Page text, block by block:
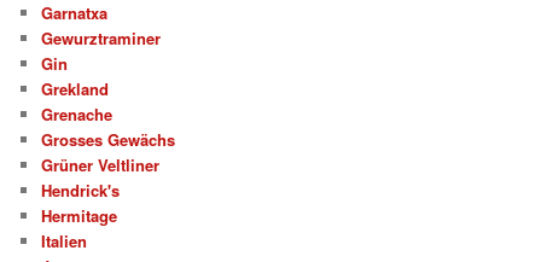
Garnatxa
Gewurztraminer
Gin
Grekland
Grenache
Grosses Gewächs
Grüner Veltliner
Hendrick's
Hermitage
Italien